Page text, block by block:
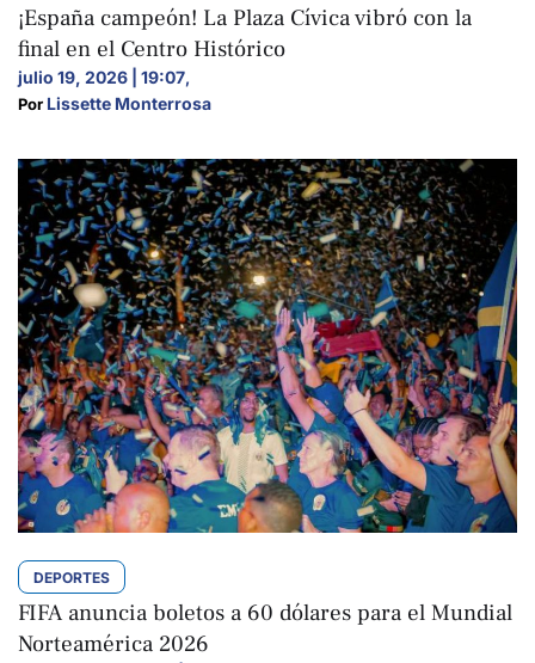
¡España campeón! La Plaza Cívica vibró con la
final en el Centro Histórico
julio 19, 2026 | 19:07,
Por Lissette Monterrosa
DEPORTES
FIFA anuncia boletos a 60 dólares para el Mundial
Norteamérica 2026